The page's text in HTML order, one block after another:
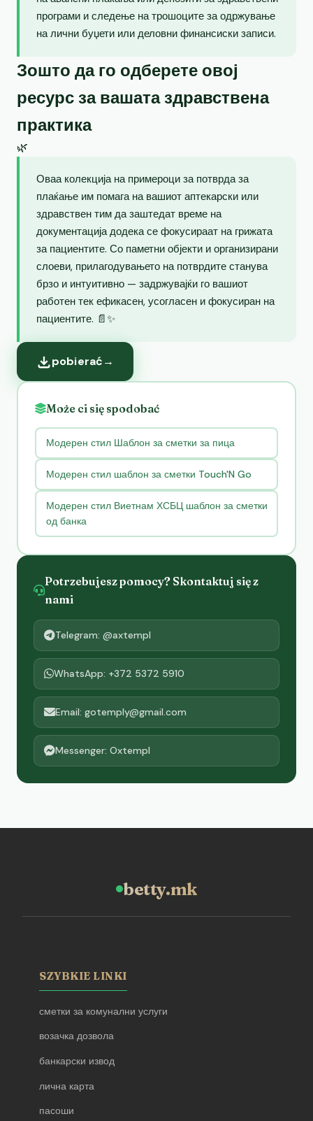
програми и следење на трошоците за одржување
на лични буџети или деловни финансиски записи.
Зошто да го одберете овој
ресурс за вашата здравствена
практика
🌿
Оваа колекција на примероци за потврда за
плаќање им помага на вашиот аптекарски или
здравствен тим да заштедат време на
документација додека се фокусираат на грижата
за пациентите. Со паметни објекти и организирани
слоеви, прилагодувањето на потврдите станува
брзо и интуитивно — задржувајќи го вашиот
работен тек ефикасен, усогласен и фокусиран на
пациентите. 📄✨
pobierać→
Może ci się spodobać
Модерен стил Шаблон за сметки за пица
Модерен стил шаблон за сметки Touch'N Go
Модерен стил Виетнам ХСБЦ шаблон за сметки
од банка
Potrzebujesz pomocy? Skontaktuj się z
nami
Telegram: @axtempl
WhatsApp: +372 5372 5910
Email: gotemply@gmail.com
Messenger: Oxtempl
betty.mk
SZYBKIE LINKI
сметки за комунални услуги
возачка дозвола
банкарски извод
лична карта
пасоши